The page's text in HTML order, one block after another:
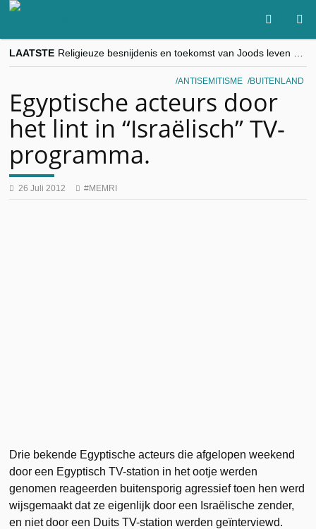
LAATSTE
“Besnijdenisdebat toont hoe moeilijk seculiere Westen minderheden begrijpt”, Jinnih Beels (Vooruit)
CITYTRIP | ROEMENIË – Boekarest: de verrassing van Oost-Europa
ANTISEMITISME BUITENLAND
Egyptische acteurs door
het lint in “Israëlisch” TV-
programma.
26 Juli 2012 MEMRI
Drie bekende Egyptische acteurs die afgelopen weekend
door een Egyptisch TV-station in het ootje werden
genomen reageerden buitensporig agressief toen hen werd
wijsgemaakt dat ze eigenlijk door een Israëlische zender,
en niet door een Duits TV-station werden geïnterviewd.